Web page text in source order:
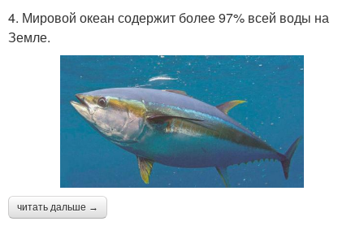
4. Мировой океан содержит более 97% всей воды на
Земле.
читать дальше →